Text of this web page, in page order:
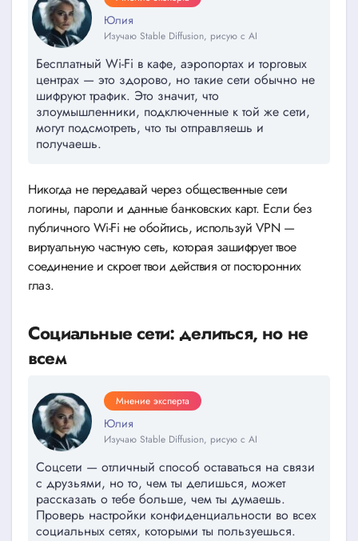
Юлия
Изучаю Stable Diffusion, рисую с AI
Бесплатный Wi-Fi в кафе, аэропортах и торговых
центрах — это здорово, но такие сети обычно не
шифруют трафик. Это значит, что
злоумышленники, подключенные к той же сети,
могут подсмотреть, что ты отправляешь и
получаешь.
Никогда не передавай через общественные сети
логины, пароли и данные банковских карт. Если без
публичного Wi-Fi не обойтись, используй VPN —
виртуальную частную сеть, которая зашифрует твое
соединение и скроет твои действия от посторонних
глаз.
Социальные сети: делиться, но не
всем
Мнение эксперта
Юлия
Изучаю Stable Diffusion, рисую с AI
Соцсети — отличный способ оставаться на связи
с друзьями, но то, чем ты делишься, может
рассказать о тебе больше, чем ты думаешь.
Проверь настройки конфиденциальности во всех
социальных сетях, которыми ты пользуешься.